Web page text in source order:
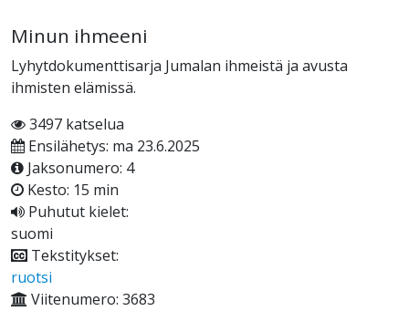
Minun ihmeeni
Lyhytdokumenttisarja Jumalan ihmeistä ja avusta
ihmisten elämissä.
3497 katselua
Ensilähetys: ma 23.6.2025
Jaksonumero: 4
Kesto: 15 min
Puhutut kielet:
suomi
Tekstitykset:
ruotsi
Viitenumero: 3683